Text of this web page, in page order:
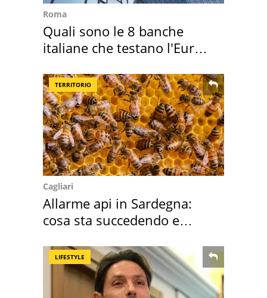
Roma
Quali sono le 8 banche
italiane che testano l'Euro
TERRITORIO
Cagliari
Allarme api in Sardegna:
cosa sta succedendo e
LIFESTYLE